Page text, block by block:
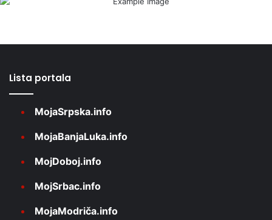
Lista portala
MojaSrpska.info
MojaBanjaLuka.info
MojDoboj.info
MojSrbac.info
MojaModriča.info